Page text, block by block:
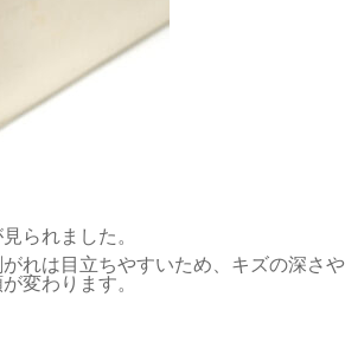
られました。
れは目立ちやすいため、キズの深さや
変わります。